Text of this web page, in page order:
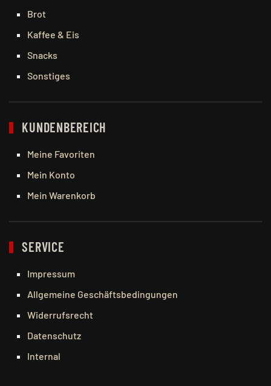
Brot
Kaffee & Eis
Snacks
Sonstiges
KUNDENBEREICH
Meine Favoriten
Mein Konto
Mein Warenkorb
SERVICE
Impressum
Allgemeine Geschäftsbedingungen
Widerrufsrecht
Datenschutz
Internal